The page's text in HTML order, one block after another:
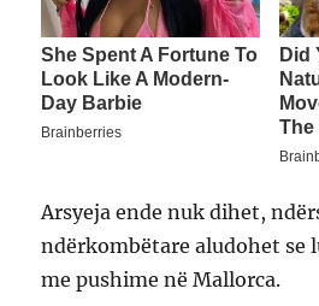
Arsyeja ende nuk dihet,
ndërkombëtare aludohet se
me pushime në Mallorca.